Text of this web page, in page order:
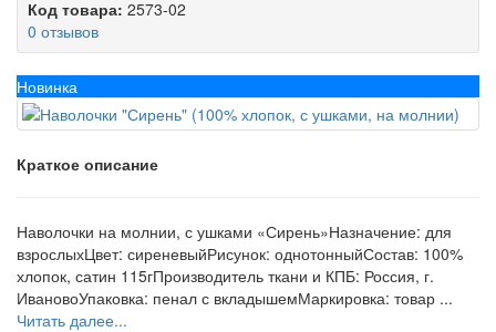
Код товара: 2573-02
0 отзывов
Новинка
Краткое описание
Наволочки на молнии, с ушками «Сирень»Назначение: для
взрослыхЦвет: сиреневыйРисунок: однотонныйСостав: 100%
хлопок, сатин 115гПроизводитель ткани и КПБ: Россия, г.
ИвановоУпаковка: пенал с вкладышемМаркировка: товар ...
Читать далее...